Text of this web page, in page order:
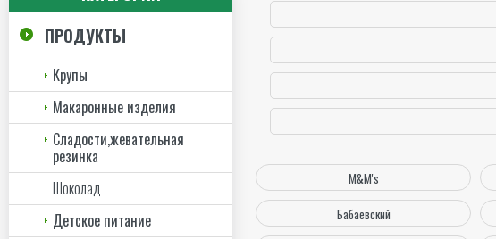
ПРОДУКТЫ
Крупы
Макаронные изделия
Сладости,жевательная
резинка
Шоколад
Детское питание
M&M's
Бабаевский